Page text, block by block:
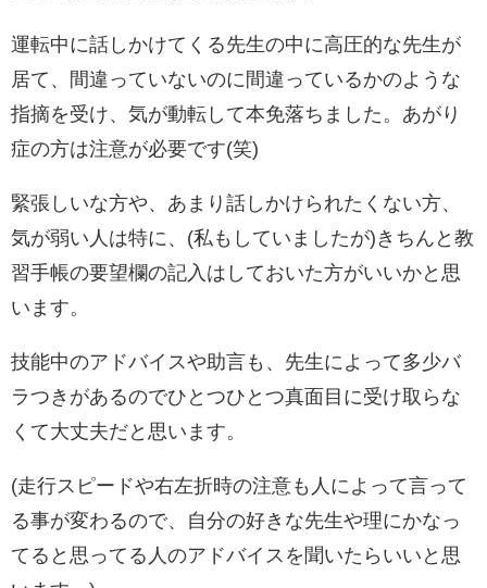
運転中に話しかけてくる先生の中に高圧的な先生が
居て、間違っていないのに間違っているかのような
指摘を受け、気が動転して本免落ちました。あがり
症の方は注意が必要です(笑)
緊張しいな方や、あまり話しかけられたくない方、
気が弱い人は特に、(私もしていましたが)きちんと教
習手帳の要望欄の記入はしておいた方がいいかと思
います。
技能中のアドバイスや助言も、先生によって多少バ
ラつきがあるのでひとつひとつ真面目に受け取らな
くて大丈夫だと思います。
(走行スピードや右左折時の注意も人によって言って
る事が変わるので、自分の好きな先生や理にかなっ
てると思ってる人のアドバイスを聞いたらいいと思